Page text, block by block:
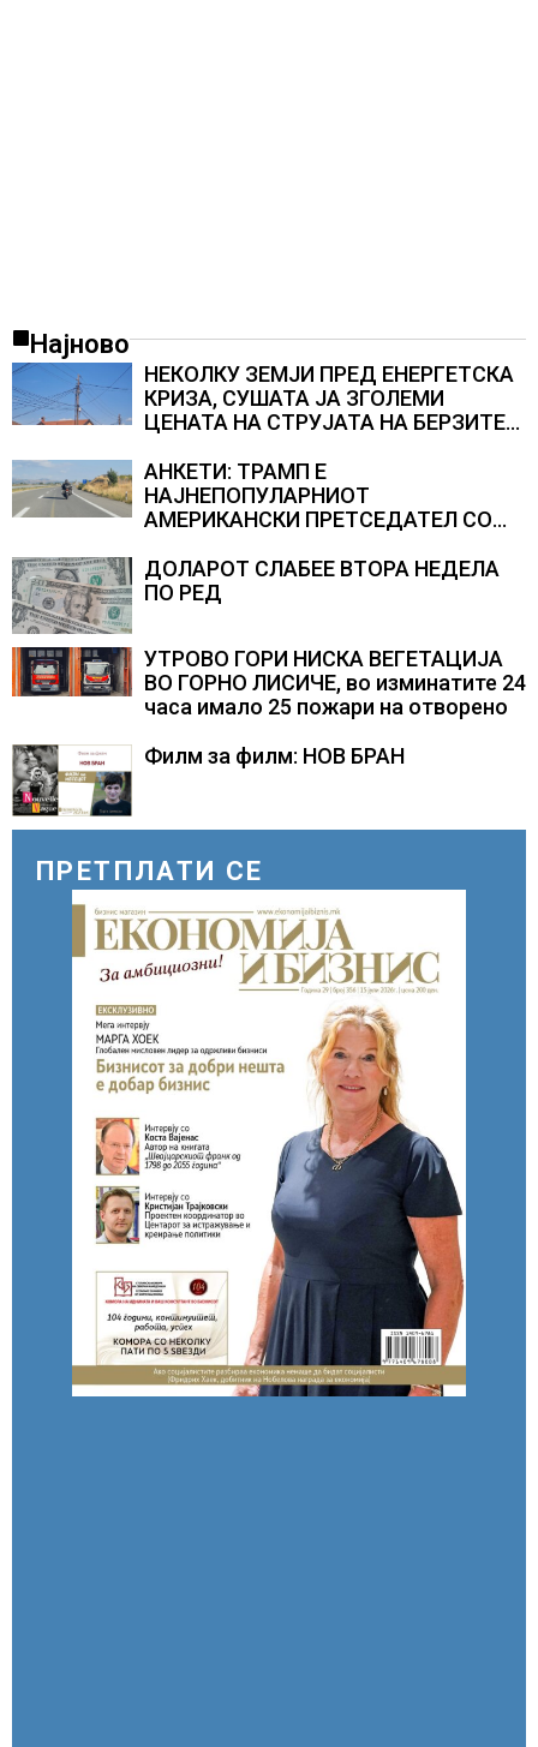
Најново
НЕКОЛКУ ЗЕМЈИ ПРЕД ЕНЕРГЕТСКА
КРИЗА, СУШАТА ЈА ЗГОЛЕМИ
ЦЕНАТА НА СТРУЈАТА НА БЕРЗИТЕ
АНКЕТИ: ТРАМП Е
НАЈНЕПОПУЛАРНИОТ
АМЕРИКАНСКИ ПРЕТСЕДАТЕЛ СО
резултатите од последните анкети
ДОЛАРОТ СЛАБЕЕ ВТОРА НЕДЕЛА
ПО РЕД
УТРОВО ГОРИ НИСКА ВЕГЕТАЦИЈА
ВО ГОРНО ЛИСИЧЕ, во изминатите 24
часа имало 25 пожари на отворено
Филм за филм: НОВ БРАН
ПРЕТПЛАТИ СЕ